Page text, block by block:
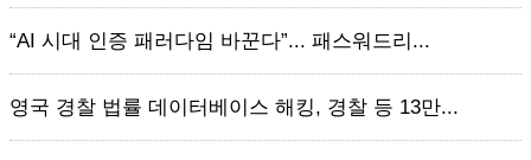
“AI 시대 인증 패러다임 바꾼다”... 패스워드리...
영국 경찰 법률 데이터베이스 해킹, 경찰 등 13만...